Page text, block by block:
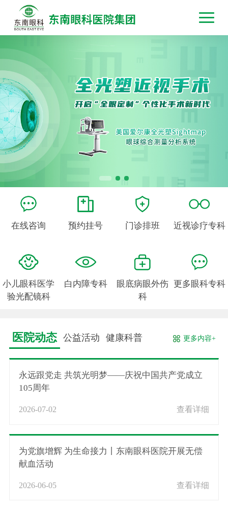
在线咨询 预约挂号 门诊排班 近视诊疗专科
小儿眼科医学
验光配镜科
白内障专科
眼底病眼外伤
科
更多眼科专科
医院动态 公益活动 健康科普 更多内容+
永远跟党走 共筑光明梦——庆祝中国共产党成立
105周年
2026-07-02 查看详细
为党旗增辉 为生命接力丨东南眼科医院开展无偿
献血活动
2026-06-05 查看详细